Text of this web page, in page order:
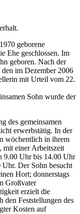
geborene
Ehe geschlossen. Im
geboren. Nach der
im Dezember 2006
mit Urteil vom 22.
Sohn wurde der
des gemeinsamen
erwerbstätig. In der
wöchentlich in ihrem
mit einer Arbeitszeit
9.00 Uhr bis 14.00 Uhr
Der Sohn besucht
Hort; donnerstags
Großvater
erzielt die
den Feststellungen des
Kosten auf